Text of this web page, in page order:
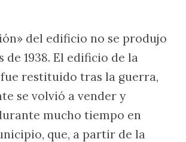
del edificio no se produjo
de 1938. El edificio de la
restituido tras la guerra,
se volvió a vender y
mucho tiempo en
que, a partir de la